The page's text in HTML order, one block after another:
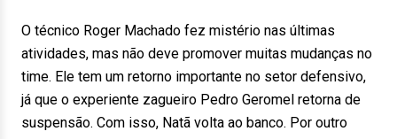
O técnico Roger Machado fez mistério nas últimas
atividades, mas não deve promover muitas mudanças no
time. Ele tem um retorno importante no setor defensivo,
já que o experiente zagueiro Pedro Geromel retorna de
suspensão. Com isso, Natã volta ao banco. Por outro